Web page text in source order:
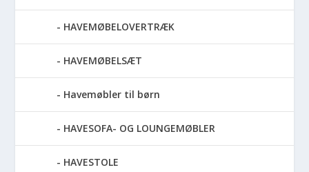
HAVEMØBELOVERTRÆK
HAVEMØBELSÆT
Havemøbler til børn
HAVESOFA- OG LOUNGEMØBLER
HAVESTOLE